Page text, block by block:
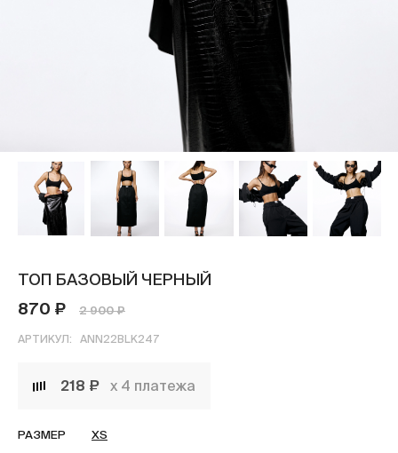
ТОП БАЗОВЫЙ ЧЕРНЫЙ
870 ₽
2 900 ₽
АРТИКУЛ: ANN22BLK247
218 ₽ х 4 платежа
РАЗМЕР XS